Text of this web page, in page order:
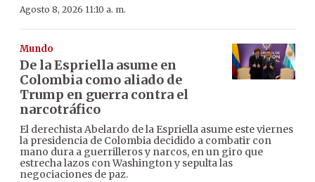
Agosto 8, 2026 11:10 a. m.
Mundo
De la Espriella asume en
Colombia como aliado de
Trump en guerra contra el
narcotráfico
El derechista Abelardo de la Espriella asume este viernes
la presidencia de Colombia decidido a combatir con
mano dura a guerrilleros y narcos, en un giro que
estrecha lazos con Washington y sepulta las
negociaciones de paz.